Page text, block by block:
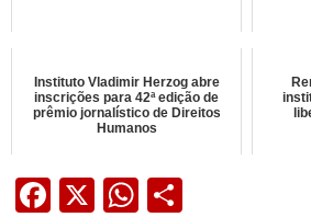
Instituto Vladimir Herzog abre
inscrições para 42ª edição de
prêmio jornalístico de Direitos
Humanos
Facebook
X WhatsApp